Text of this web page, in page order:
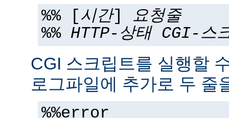
%% [시간] 요청줄
%% HTTP-상태 CGI-스
CGI 스크립트를 실행할
로그파일에 추가로 두 줄
%%error